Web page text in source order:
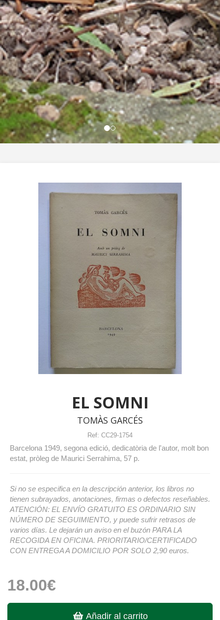
EL SOMNI
TOMÀS GARCÉS
Ref: CC29-1754
Barcelona 1949, segona edició, dedicatòria de l'autor, molt bon
estat, pròleg de Maurici Serrahima, 57 p.
Si no se especifica en la descripción anterior, los libros no
tienen subrayados, anotaciones, firmas o defectos reseñables.
ATENCIÓN: EL ENVÍO GRATUITO ES ORDINARIO SIN
NÚMERO DE SEGUIMIENTO, y puede sufrir retrasos de
varios días. Le dejarán un aviso en el buzón PARA LA
RECOGIDA EN OFICINA. PRIORITARIO/CERTIFICADO
CON ENTREGA A DOMICILIO POR SOLO 2,90 euros.
18.00€
Añadir al carrito